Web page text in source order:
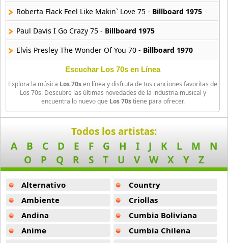
Roberta Flack Feel Like Makin` Love 75 - Billboard 1975
Paul Davis I Go Crazy 75 - Billboard 1975
Elvis Presley The Wonder Of You 70 - Billboard 1970
Rod Stewart Sailing 75 - Billboard 1975
Bob Marley I Shot The Sheriff 73 - Billboard 1973
Peter Frampton Baby I Lone You Way 75 -
Terry Jacks Seasens In The Sun 74 -Billboard 1974
The Eagles Hotel California 76 -
Billboard 1976
The Carpenters Only Yesterday 75 -Billboard 1975
America Sister Golden Hair 75 -
Billboard 1975
Black Sabbath Paranoid 70 -
Billboard 1970
Escuchar Los 70s en Línea
Explora la música Los 70sen línea y disfruta de tus canciones favoritas de
Los 70s. Descubre las últimas novedades de la industria musical y
encuentra lo nuevo que Los 70stiene para ofrecer.
Todos los artistas:
A
B C D E F G H I J K L M
N
O
P Q R S T U V W X Y Z
Alternativo
Ambiente
Andina
Anime
Country
Criollas
Cumbia Boliviana
Cumbia Chilena